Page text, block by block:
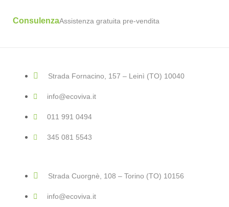
ConsulenzaAssistenza gratuita pre-vendita
Strada Fornacino, 157 – Leinì (TO) 10040
info@ecoviva.it
011 991 0494
345 081 5543
Strada Cuorgnè, 108 – Torino (TO) 10156
info@ecoviva.it